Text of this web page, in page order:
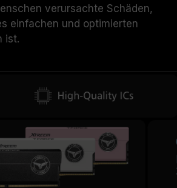
verursachte Schäden,
einfachen und optimierten
ist.